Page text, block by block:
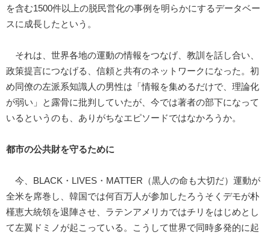
を含む1500件以上の脱民営化の事例を明らかにするデータベー
スに成長したという。
それは、世界各地の運動の情報をつなげ、教訓を話し合い、
政策提言につなげる、信頼と共有のネットワークになった。初
め同僚の左派系知識人の男性は「情報を集めるだけで、理論化
が弱い」と露骨に批判していたが、今では著者の部下になって
いるというのも、ありがちなエピソードではなかろうか。
都市の公共財を守るために
今、BLACK・LIVES・MATTER（黒人の命も大切だ）運動が
全米を席巻し、韓国では何百万人が参加したろうそくデモが朴
槿恵大統領を退陣させ、ラテンアメリカではチリをはじめとし
て左翼ドミノが起こっている。こうして世界で同時多発的に起